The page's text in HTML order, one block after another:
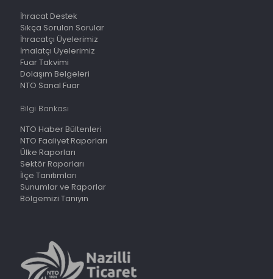
İhracat Destek
Sıkça Sorulan Sorular
İhracatçı Üyelerimiz
İmalatçı Üyelerimiz
Fuar Takvimi
Dolaşım Belgeleri
NTO Sanal Fuar
Bilgi Bankası
NTO Haber Bültenleri
NTO Faaliyet Raporları
Ülke Raporları
Sektör Raporları
İlçe Tanıtımları
Sunumlar ve Raporlar
Bölgemizi Tanıyın